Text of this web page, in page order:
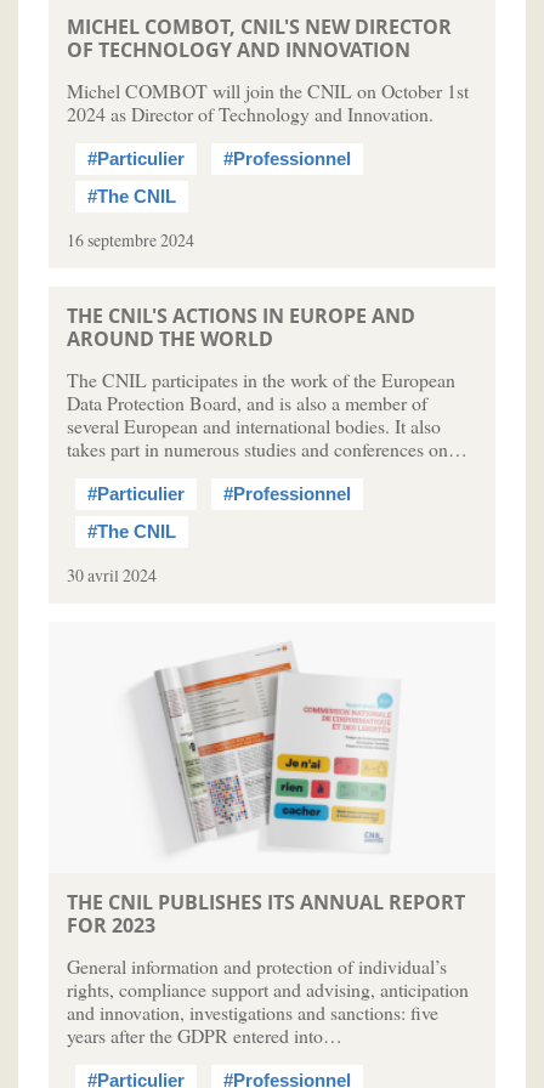
MICHEL COMBOT, CNIL'S NEW DIRECTOR
OF TECHNOLOGY AND INNOVATION
Michel COMBOT will join the CNIL on October 1st
2024 as Director of Technology and Innovation.
#Particulier
#Professionnel
#The CNIL
16 septembre 2024
THE CNIL'S ACTIONS IN EUROPE AND
AROUND THE WORLD
The CNIL participates in the work of the European
Data Protection Board, and is also a member of
several European and international bodies. It also
takes part in numerous studies and conferences on…
#Particulier
#Professionnel
#The CNIL
30 avril 2024
THE CNIL PUBLISHES ITS ANNUAL REPORT
FOR 2023
General information and protection of individual’s
rights, compliance support and advising, anticipation
and innovation, investigations and sanctions: five
years after the GDPR entered into…
#Particulier
#Professionnel